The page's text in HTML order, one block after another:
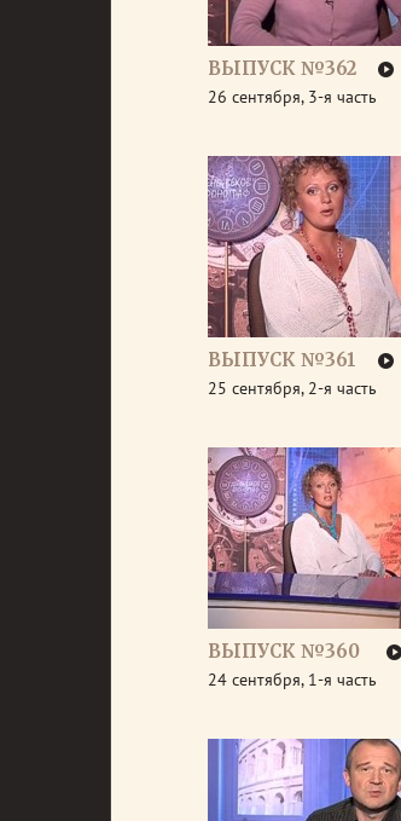
ВЫПУСК №362
26 сентября, 3-я часть
ВЫПУСК №361
25 сентября, 2-я часть
ВЫПУСК №360
24 сентября, 1-я часть